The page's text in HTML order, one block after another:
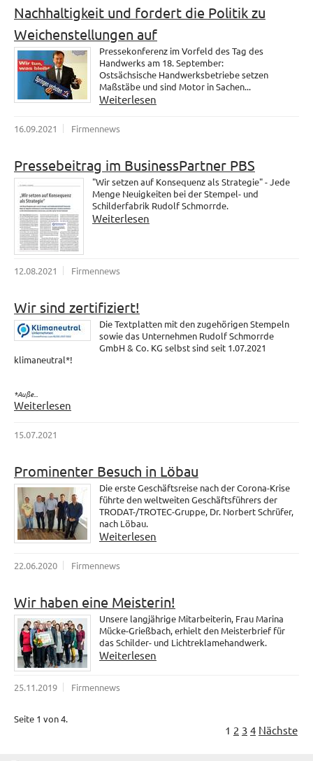
Nachhaltigkeit und fordert die Politik zu
Weichenstellungen auf
Pressekonferenz im Vorfeld des Tag des
Handwerks am 18. September:
Ostsächsische Handwerksbetriebe setzen
Maßstäbe und sind Motor in Sachen...
Weiterlesen
16.09.2021 Firmennews
Pressebeitrag im BusinessPartner PBS
"Wir setzen auf Konsequenz als Strategie" - Jede
Menge Neuigkeiten bei der Stempel- und
Schilderfabrik Rudolf Schmorrde.
Weiterlesen
12.08.2021 Firmennews
Wir sind zertifiziert!
Die Textplatten mit den zugehörigen Stempeln
sowie das Unternehmen Rudolf Schmorrde
GmbH & Co. KG selbst sind seit 1.07.2021
klimaneutral*!
*Auße...
Weiterlesen
15.07.2021
Prominenter Besuch in Löbau
Die erste Geschäftsreise nach der Corona-Krise
führte den weltweiten Geschäftsführers der
TRODAT-/TROTEC-Gruppe, Dr. Norbert Schrüfer,
nach Löbau.
Weiterlesen
22.06.2020 Firmennews
Wir haben eine Meisterin!
Unsere langjährige Mitarbeiterin, Frau Marina
Mücke-Grießbach, erhielt den Meisterbrief für
das Schilder- und Lichtreklamehandwerk.
Weiterlesen
25.11.2019 Firmennews
Seite 1 von 4.
1 2 3 4 Nächste